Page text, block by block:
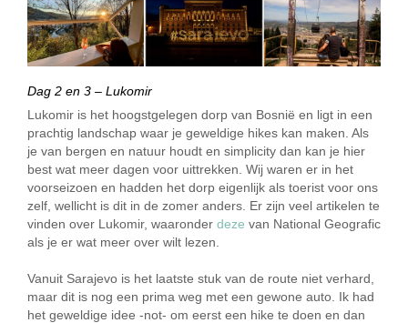
Dag 2 en 3 – Lukomir
Lukomir is het hoogstgelegen dorp van Bosnië en ligt in een
prachtig landschap waar je geweldige hikes kan maken. Als
je van bergen en natuur houdt en simplicity dan kan je hier
best wat meer dagen voor uittrekken. Wij waren er in het
voorseizoen en hadden het dorp eigenlijk als toerist voor ons
zelf, wellicht is dit in de zomer anders. Er zijn veel artikelen te
vinden over Lukomir, waaronder deze van National Geografic
als je er wat meer over wilt lezen.
Vanuit Sarajevo is het laatste stuk van de route niet verhard,
maar dit is nog een prima weg met een gewone auto. Ik had
het geweldige idee -not- om eerst een hike te doen en dan